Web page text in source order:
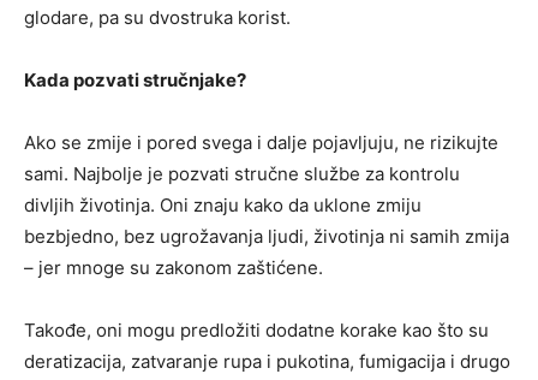
glodare, pa su dvostruka korist.
Kada pozvati stručnjake?
Ako se zmije i pored svega i dalje pojavljuju, ne rizikujte
sami. Najbolje je pozvati stručne službe za kontrolu
divljih životinja. Oni znaju kako da uklone zmiju
bezbjedno, bez ugrožavanja ljudi, životinja ni samih zmija
– jer mnoge su zakonom zaštićene.
Takođe, oni mogu predložiti dodatne korake kao što su
deratizacija, zatvaranje rupa i pukotina, fumigacija i drugo